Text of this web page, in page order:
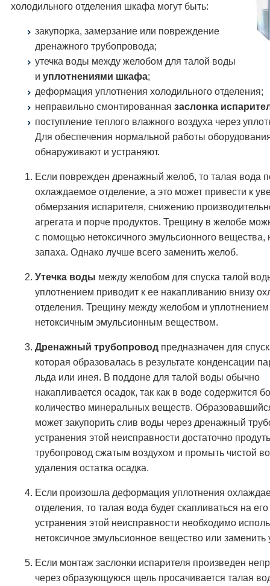
холодильного отделения шкафа могут быть:
закупорка, замерзание или повреждение
дренажного трубопровода;
утечка воды между желобом для талой воды
и уплотнениями шкафа;
деформация уплотнения холодильного отделения;
неправильно смонтированная заслонка
поступление теплого влажного воздуха через
Для обеспечения нормальной работы
обнаруживают и устраняют.
Если поврежден дренажный желоб, то талая вода
охлаждаемое отделение, а это может привести к
обмерзания испарителя, снижению
агрегата и порче продуктов. Трещину в желобе
с помощью нетоксичного эмульсионного
запаха. Однако лучше всего заменить желоб.
Утечка воды между желобом для спуска талой
уплотнением приводит к ее накапливанию внизу
отделения. Трещину между желобом и
нетоксичным эмульсионным веществом.
Дренажный трубопровод предназначен для
которая образовалась в результате конденсации
льда или инея. В поддоне для талой воды обычно
накапливается осадок, так как в воде содержится
количество минеральных веществ.
может закупорить слив воды через дренажный
устранения этой неисправности достаточно
трубопровод сжатым воздухом и промыть чистой
удаления остатка осадка.
Если произошла деформация уплотнения
отделения, то талая вода будет скапливаться на
устранения этой неисправности необходимо
нетоксичное эмульсионное вещество или заменить
Если монтаж заслонки испарителя произведен
через образующуюся щель просачивается талая